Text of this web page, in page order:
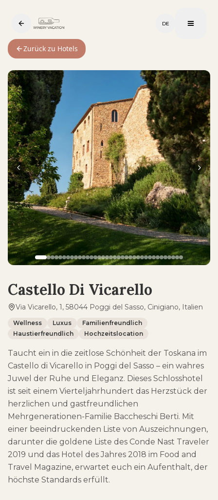
DE
Zurück zu Hotels
Castello Di Vicarello
Via Vicarello, 1, 58044 Poggi del Sasso, Cinigiano, Italien
Wellness Luxus
Familienfreundlich
Haustierfreundlich
Hochzeitslocation
Taucht ein in die zeitlose Schönheit der Toskana im
Castello di Vicarello in Poggi del Sasso – ein wahres
Juwel der Ruhe und Eleganz. Dieses Schlosshotel
ist seit einem Vierteljahrhundert das Herzstück der
herzlichen und gastfreundlichen
Mehrgenerationen-Familie Baccheschi Berti. Mit
einer beeindruckenden Liste von Auszeichnungen,
darunter die goldene Liste des Conde Nast Traveler
2019 und das Hotel des Jahres 2018 im Food and
Travel Magazine, erwartet euch ein Aufenthalt, der
höchste Standards erfüllt.